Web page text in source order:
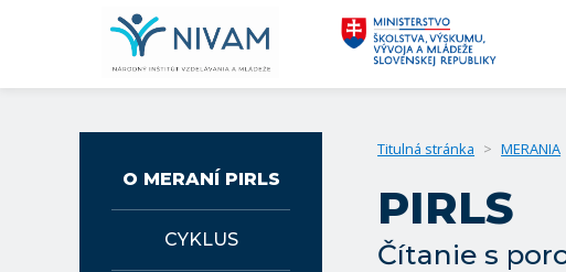
O MERANÍ PIRLS
CYKLUS
Titulná stránka > MERANIA
PIRLS
Čítanie s